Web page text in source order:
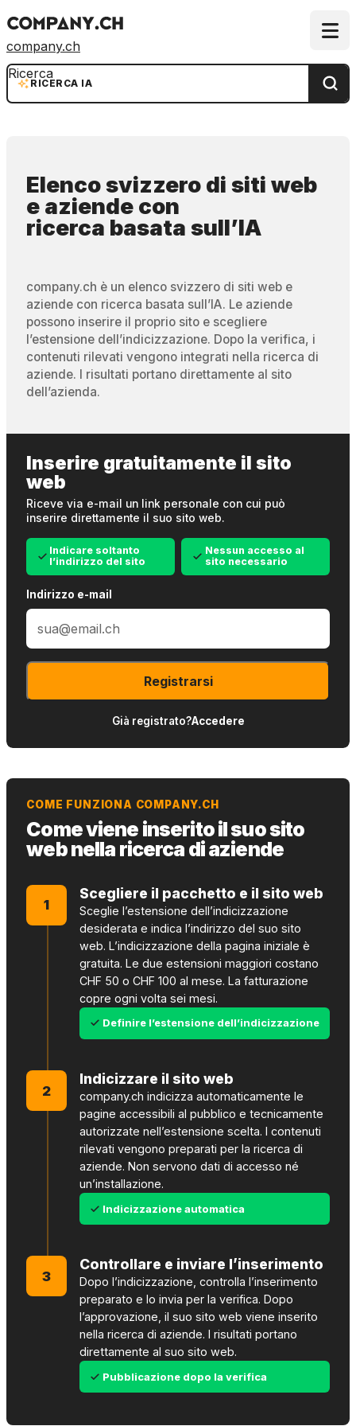
company.ch
RICERCA IA
Ricerca
Elenco svizzero di siti web
e aziende con
ricerca basata sull’IA
company.ch è un elenco svizzero di siti web e
aziende con ricerca basata sull’IA. Le aziende
possono inserire il proprio sito e scegliere
l’estensione dell’indicizzazione. Dopo la verifica, i
contenuti rilevati vengono integrati nella ricerca di
aziende. I risultati portano direttamente al sito
dell’azienda.
Inserire gratuitamente il sito
web
Riceve via e-mail un link personale con cui può
inserire direttamente il suo sito web.
Indicare soltanto
l’indirizzo del sito
Nessun accesso al
sito necessario
Indirizzo e-mail
Registrarsi
Già registrato?Accedere
COME FUNZIONA COMPANY.CH
Come viene inserito il suo sito
web nella ricerca di aziende
1
Scegliere il pacchetto e il sito web
Sceglie l’estensione dell’indicizzazione
desiderata e indica l’indirizzo del suo sito
web. L’indicizzazione della pagina iniziale è
gratuita. Le due estensioni maggiori costano
CHF 50 o CHF 100 al mese. La fatturazione
copre ogni volta sei mesi.
Definire l’estensione dell’indicizzazione
2
Indicizzare il sito web
company.ch indicizza automaticamente le
pagine accessibili al pubblico e tecnicamente
autorizzate nell’estensione scelta. I contenuti
rilevati vengono preparati per la ricerca di
aziende. Non servono dati di accesso né
un’installazione.
Indicizzazione automatica
3
Controllare e inviare l’inserimento
Dopo l’indicizzazione, controlla l’inserimento
preparato e lo invia per la verifica. Dopo
l’approvazione, il suo sito web viene inserito
nella ricerca di aziende. I risultati portano
direttamente al suo sito web.
Pubblicazione dopo la verifica